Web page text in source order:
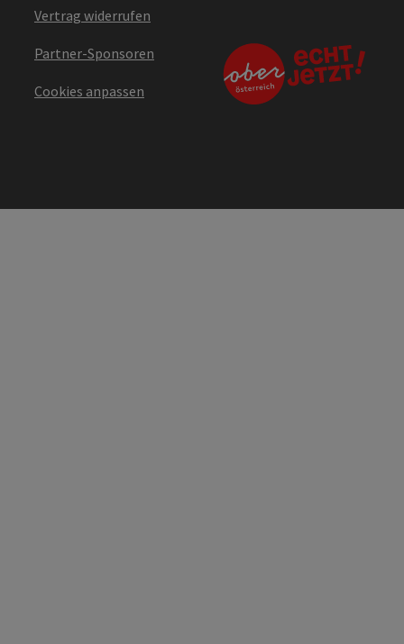
Vertrag widerrufen
Partner-Sponsoren
Cookies anpassen